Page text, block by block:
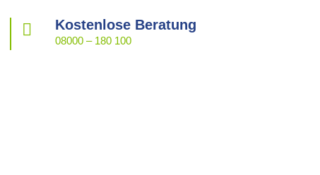
 Kostenlose Beratung
08000 – 180 100